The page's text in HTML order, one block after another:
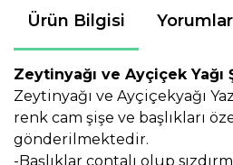
Ürün Bilgisi
Zeytinyağı ve Ayçiçek Yağı
Zeytinyağı ve Ayçiçekyağı
renk cam şişe ve başlıkları
gönderilmektedir.
-Başlıklar contalı olup